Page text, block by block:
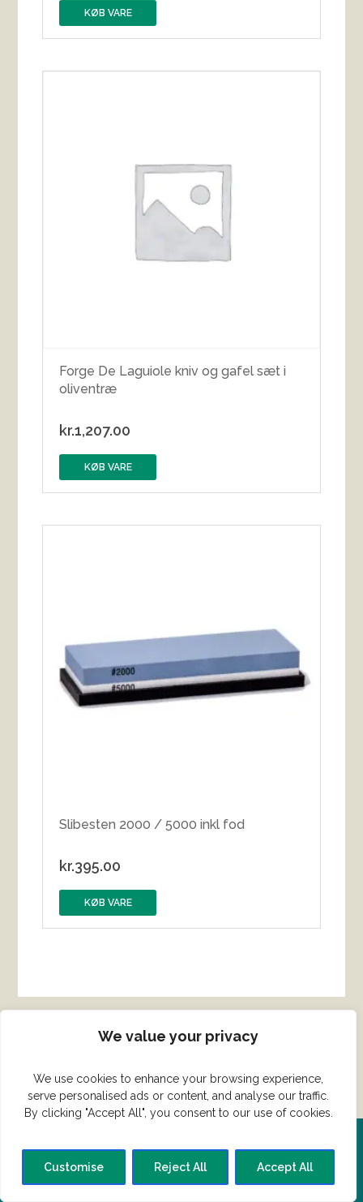
We value your privacy
We use cookies to enhance your browsing experience,
serve personalised ads or content, and analyse our traffic.
By clicking "Accept All", you consent to our use of cookies.
Customise Reject All Accept All
KØB VARE
Forge De Laguiole kniv og gafel sæt i
oliventræ
kr.1,207.00
KØB VARE
Slibesten 2000 / 5000 inkl fod
kr.395.00
KØB VARE
Del din ret her!